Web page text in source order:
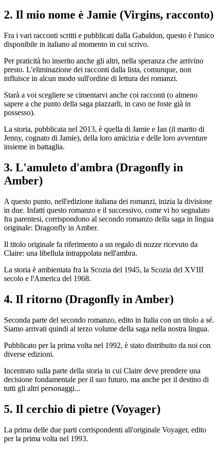
2. Il mio nome è Jamie (Virgins, racconto)
Fra i vari racconti scritti e pubblicati dalla Gabaldon, questo è l'unico
disponibile in italiano al momento in cui scrivo.
Per praticità ho inserito anche gli altri, nella speranza che arrivino
presto. L'eliminazione dei racconti dalla lista, comunque, non
influisce in alcun modo sull'ordine di lettura dei romanzi.
Starà a voi scegliere se cimentarvi anche coi racconti (o almeno
sapere a che punto della saga piazzarli, in caso ne foste già in
possesso).
La storia, pubblicata nel 2013, è quella di Jamie e Ian (il marito di
Jenny, cognato di Jamie), della loro amicizia e delle loro avventure
insieme in battaglia.
3. L'amuleto d'ambra (Dragonfly in
Amber)
A questo punto, nell'edizione italiana dei romanzi, inizia la divisione
in due. Infatti questo romanzo e il successivo, come vi ho segnalato
fra parentesi, corrispondono al secondo romanzo della saga in lingua
originale: Dragonfly in Amber.
Il titolo originale fa riferimento a un regalo di nozze ricevuto da
Claire: una libellula intrappolata nell'ambra.
La storia è ambientata fra la Scozia del 1945, la Scozia del XVIII
secolo e l'America del 1968.
4. Il ritorno (Dragonfly in Amber)
Seconda parte del secondo romanzo, edito in Italia con un titolo a sé.
Siamo arrivati quindi al terzo volume della saga nella nostra lingua.
Pubblicato per la prima volta nel 1992, è stato distribuito da noi con
diverse edizioni.
Incentrato sulla parte della storia in cui Claire deve prendere una
decisione fondamentale per il suo futuro, ma anche per il destino di
tutti gli altri personaggi...
5. Il cerchio di pietre (Voyager)
La prima delle due parti corrispondenti all'originale Voyager, edito
per la prima volta nel 1993.